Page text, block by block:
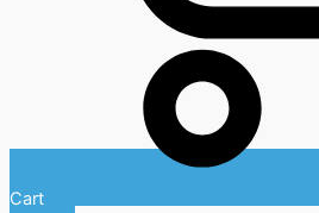
Cart